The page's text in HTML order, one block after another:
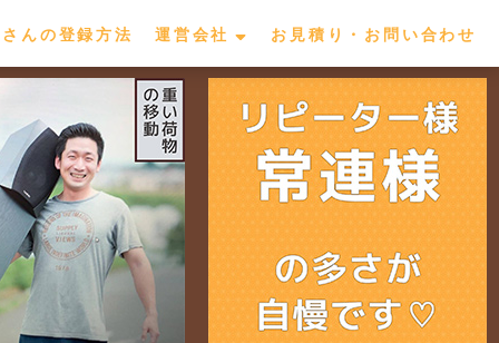
んの登録方法 運営会社 お見積り・お問い合わせ